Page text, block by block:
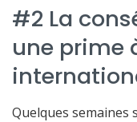
#2 La
une prime
Quelques semaines